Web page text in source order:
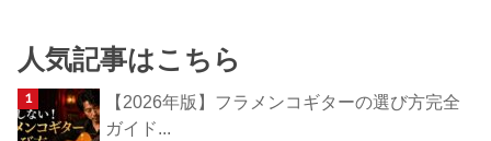
人気記事はこちら
【2026年版】フラメンコギターの選び方完全
ガイド...